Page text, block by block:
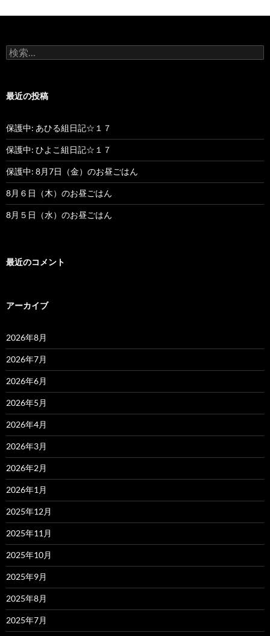
ゲ
シ
ン
検
索
最近の投稿
保護中: あひる組日記☆１７
保護中: ひよこ組日記☆１７
保護中: 8月7日（金）のお昼ごはん
8月６日（木）のお昼ごはん
8月５日（水）のお昼ごはん
最近のコメント
アーカイブ
2026年8月
2026年7月
2026年6月
2026年5月
2026年4月
2026年3月
2026年2月
2026年1月
2025年12月
2025年11月
2025年10月
2025年9月
2025年8月
2025年7月